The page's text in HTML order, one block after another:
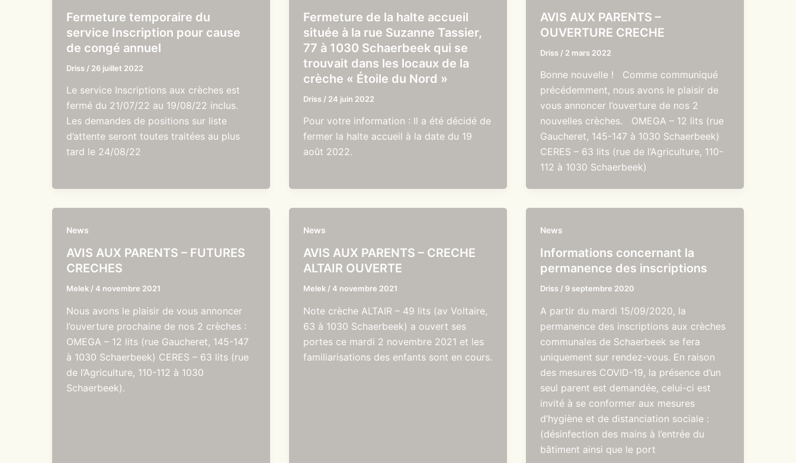
Fermeture temporaire du
service Inscription pour cause
de congé annuel
Driss / 26 juillet 2022
Le service Inscriptions aux crèches est
fermé du 21/07/22 au 19/08/22 inclus.
Les demandes de positions sur liste
d’attente seront toutes traitées au plus
tard le 24/08/22
Fermeture de la halte accueil
située à la rue Suzanne Tassier,
77 à 1030 Schaerbeek qui se
trouvait dans les locaux de la
crèche « Étoile du Nord »
Driss / 24 juin 2022
Pour votre information : Il a été décidé de
fermer la halte accueil à la date du 19
août 2022.
AVIS AUX PARENTS –
OUVERTURE CRECHE
Driss / 2 mars 2022
Bonne nouvelle ! Comme communiqué
précédemment, nous avons le plaisir de
vous annoncer l’ouverture de nos 2
nouvelles crèches. OMEGA – 12 lits (rue
Gaucheret, 145-147 à 1030 Schaerbeek)
CERES – 63 lits (rue de l’Agriculture, 110-
112 à 1030 Schaerbeek)
News
AVIS AUX PARENTS – FUTURES
CRECHES
Melek /4 novembre 2021
Nous avons le plaisir de vous annoncer
l’ouverture prochaine de nos 2 crèches :
OMEGA – 12 lits (rue Gaucheret, 145-147
à 1030 Schaerbeek) CERES – 63 lits (rue
de l’Agriculture, 110-112 à 1030
Schaerbeek).
News
AVIS AUX PARENTS – CRECHE
ALTAIR OUVERTE
Melek /4 novembre 2021
Note crèche ALTAIR – 49 lits (av Voltaire,
63 à 1030 Schaerbeek) a ouvert ses
portes ce mardi 2 novembre 2021 et les
familiarisations des enfants sont en cours.
News
Informations concernant la
permanence des inscriptions
Driss / 9 septembre 2020
A partir du mardi 15/09/2020, la
permanence des inscriptions aux crèches
communales de Schaerbeek se fera
uniquement sur rendez-vous. En raison
des mesures COVID-19, la présence d’un
seul parent est demandée, celui-ci est
invité à se conformer aux mesures
d’hygiène et de distanciation sociale :
(désinfection des mains à l’entrée du
bâtiment ainsi que le port